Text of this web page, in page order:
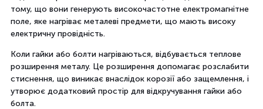
тому, що вони генерують високочастотне електромагнітне
поле, яке нагріває металеві предмети, що мають високу
електричну провідність.
Коли гайки або болти нагріваються, відбувається теплове
розширення металу. Це розширення допомагає розслабити
стиснення, що виникає внаслідок корозії або защемлення, і
утворює додатковий простір для відкручування гайки або
болта.